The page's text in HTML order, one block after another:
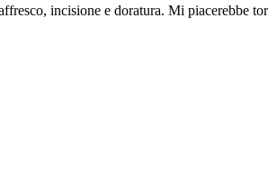
incisione e doratura. Mi piacerebbe